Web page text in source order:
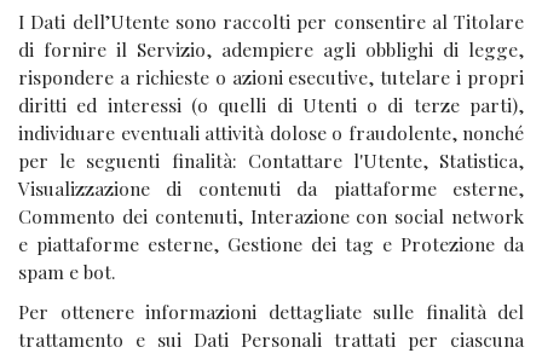
I Dati dell’Utente sono raccolti per consentire al Titolare
di fornire il Servizio, adempiere agli obblighi di legge,
rispondere a richieste o azioni esecutive, tutelare i propri
diritti ed interessi (o quelli di Utenti o di terze parti),
individuare eventuali attività dolose o fraudolente, nonché
per le seguenti finalità: Contattare l'Utente, Statistica,
Visualizzazione di contenuti da piattaforme esterne,
Commento dei contenuti, Interazione con social network
e piattaforme esterne, Gestione dei tag e Protezione da
spam e bot.
Per ottenere informazioni dettagliate sulle finalità del
trattamento e sui Dati Personali trattati per ciascuna